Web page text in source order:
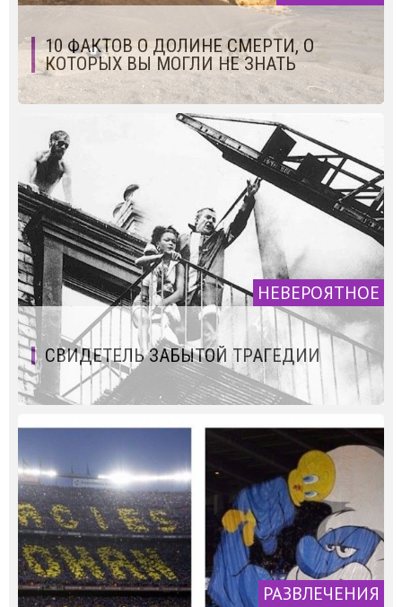
10 ФАКТОВ О ДОЛИНЕ СМЕРТИ, О
КОТОРЫХ ВЫ МОГЛИ НЕ ЗНАТЬ
НЕВЕРОЯТНОЕ
СВИДЕТЕЛЬ ЗАБЫТОЙ ТРАГЕДИИ
РАЗВЛЕЧЕНИЯ